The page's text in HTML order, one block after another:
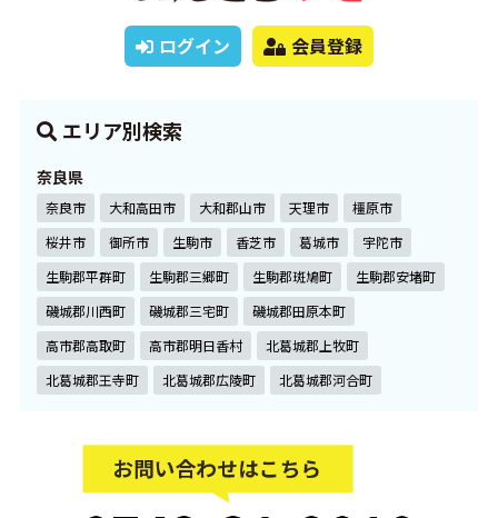
ログイン 会員登録
エリア別検索
奈良県
奈良市 大和高田市 大和郡山市 天理市
橿原市
桜井市
御所市 生駒市 香芝市 葛城市
宇陀市
生駒郡平群町
生駒郡三郷町 生駒郡斑鳩町
生駒郡安堵町
磯城郡川西町
磯城郡三宅町
磯城郡田原本町
高市郡高取町
高市郡明日香村
北葛城郡上牧町
北葛城郡王寺町
北葛城郡広陵町 北葛城郡河合町